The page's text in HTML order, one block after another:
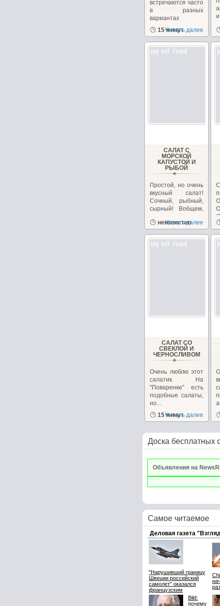
встречаются часто
в разных
вариантах
рецептов
салатов,...
15 минут
Читать далее
САЛАТ С
МОРСКОЙ
КАПУСТОЙ И
РЫБОЙ
Простой, но очень
вкусный салат!
Сочный, рыбный,
сырный! Вобщем,
удовольствие!...
неизвестно
Читать далее
САЛАТ СО
СВЕКЛОЙ И
ЧЕРНОСЛИВОМ
Очень люблю этот
салатик. На
"Поваренке" есть
подобные салаты,
но...
15 минут
Читать далее
Доска бесплатных
Объявления на
Самое читаемое